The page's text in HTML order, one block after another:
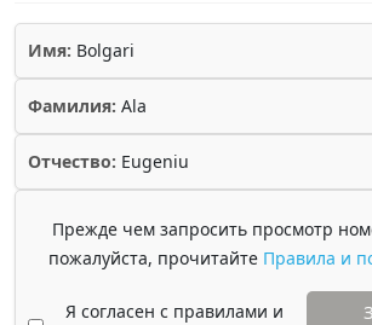
Имя: Bolgari
Фамилия: Ala
Отчество: Eugeniu
Прежде чем запросить просмотр
пожалуйста, прочитайте Правила и
Я согласен с правилами и